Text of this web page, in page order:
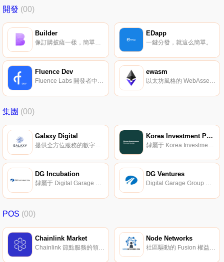
開發 (00)
Builder
像訂購披薩一樣，簡單地構建軟件。
EDapp
一鍵分發，就這么簡單。
Fluence Dev
Fluence Labs 開發者中心。
ewasm
以太坊風格的 WebAssembly 虛擬機。
集團 (00)
Galaxy Digital
提供全方位服務的數字資產投行。
Korea Investment Partners
DG Incubation
隸屬于 Digital Garage Group。
DG Ventures
Digital Garage Group 旗下的投資公司。
POS (00)
Chainlink Market
Chainlink 節點服務的領先提供商。
Node Networks
社區驅動的 Fusion 權益礦池服務。